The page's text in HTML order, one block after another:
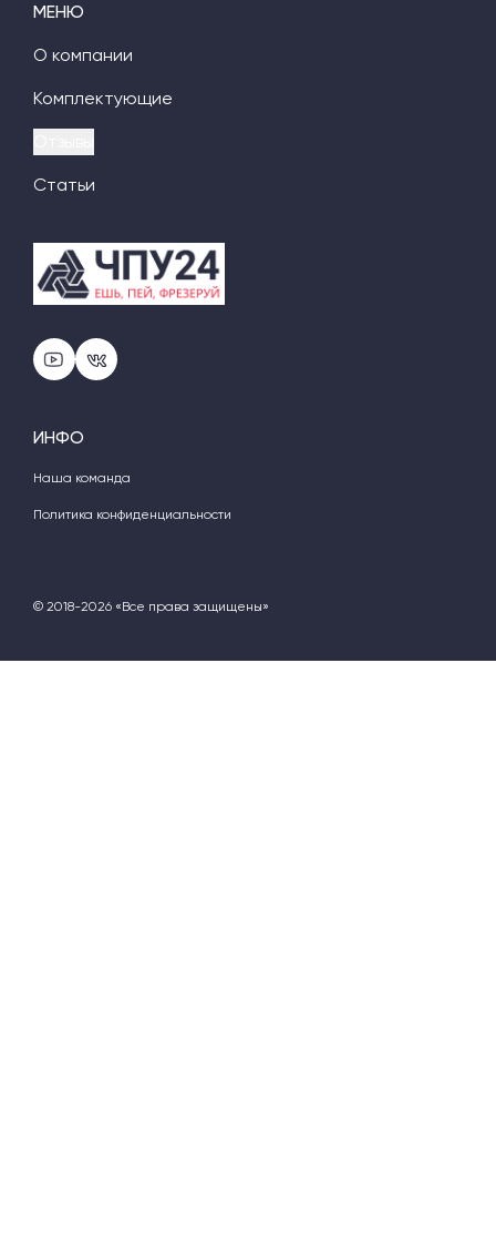
МЕНЮ
О компании
Комплектующие
Статьи
ИНФО
Наша команда
Политика конфиденциальности
© 2018-2026 «Все права защищены»